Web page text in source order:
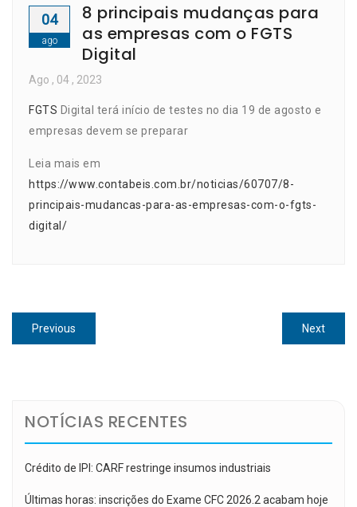
04
ago
8 principais mudanças para
as empresas com o FGTS
Digital
Ago , 04 , 2023
FGTS Digital terá início de testes no dia 19 de agosto e
empresas devem se preparar
Leia mais em
https://www.contabeis.com.br/noticias/60707/8-
principais-mudancas-para-as-empresas-com-o-fgts-
digital/
Navegação
de
Previous
post:
NextNext
post:
NOTÍCIAS RECENTES
Crédito de IPI: CARF restringe insumos industriais
Últimas horas: inscrições do Exame CFC 2026.2 acabam hoje